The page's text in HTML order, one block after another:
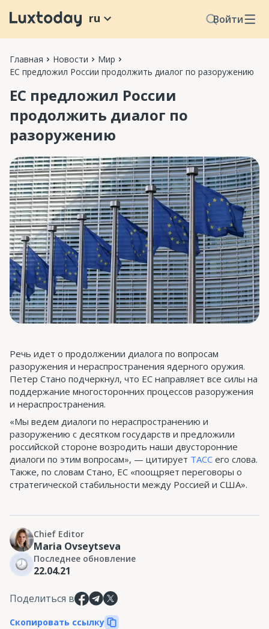
Войти
ru
Главная Новости
Мир
ЕС предложил России продолжить диалог по разоружению
ЕС предложил России
продолжить диалог по
разоружению
Речь идет о продолжении диалога по вопросам
разоружения и нераспространения ядерного оружия.
Петер Стано подчеркнул, что ЕС направляет все силы на
поддержание многосторонних процессов разоружения
и нераспространения.
«Мы ведем диалоги по нераспространению и
разоружению с десятком государств и предложили
российской стороне возродить наши двусторонние
диалоги по этим вопросам», — цитирует ТАСС его слова.
Также, по словам Стано, ЕС «поощряет переговоры о
стратегической стабильности между Россией и США».
Chief Editor
Maria Ovseytseva
Последнее обновление
22.04.21
Поделиться в
Скопировать ссылку